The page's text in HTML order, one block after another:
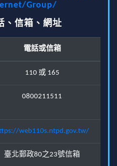
Group/
、信箱、網址
電話或信箱
110 或 165
0800211511
web110s.ntpd.gov.tw/
臺北郵政80之23號信箱